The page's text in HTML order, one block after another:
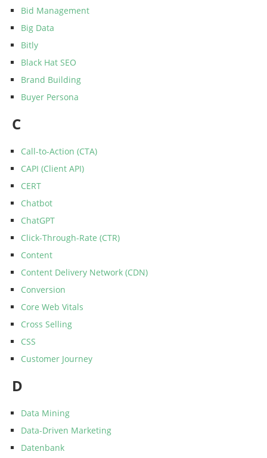
Bid Management
Big Data
Bitly
Black Hat SEO
Brand Building
Buyer Persona
C
Call-to-Action (CTA)
CAPI (Client API)
CERT
Chatbot
ChatGPT
Click-Through-Rate (CTR)
Content
Content Delivery Network (CDN)
Conversion
Core Web Vitals
Cross Selling
CSS
Customer Journey
D
Data Mining
Data-Driven Marketing
Datenbank